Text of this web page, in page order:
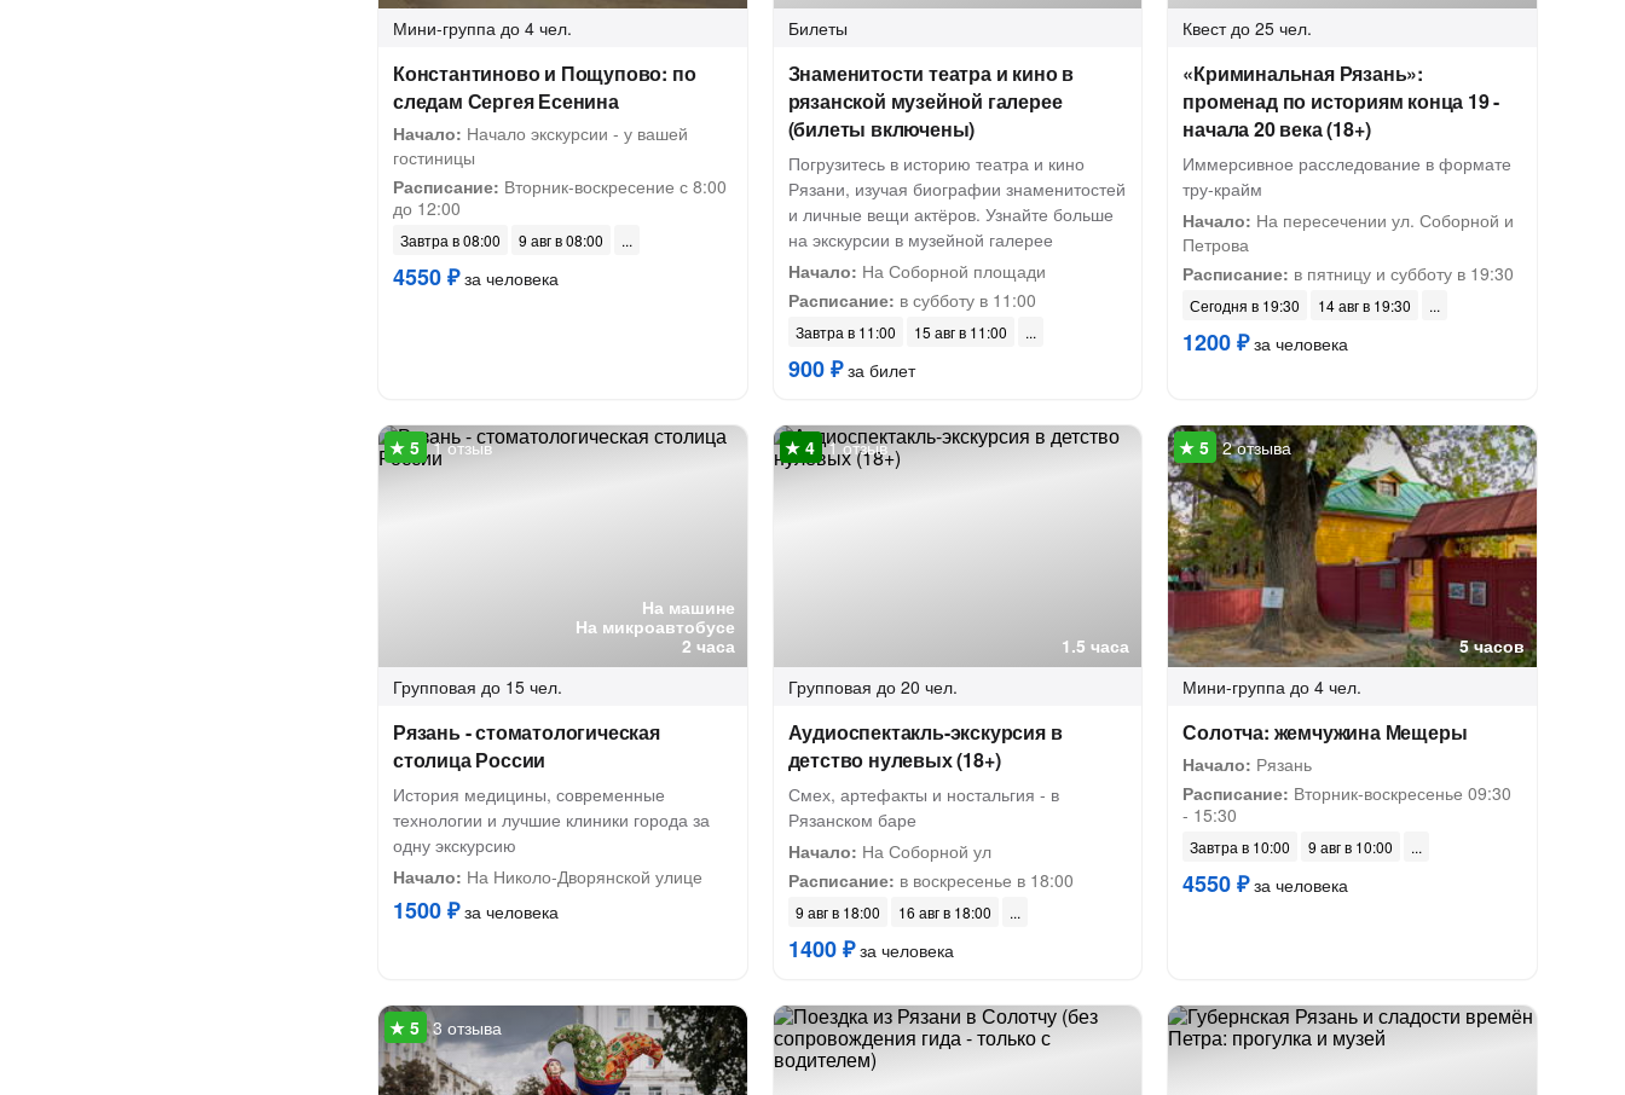
Мини-группа до 4 чел.
Константиново и Пощупово: по
следам Сергея Есенина
Начало: Начало экскурсии - у вашей
гостиницы
Расписание: Вторник-воскресение с 8:00
до 12:00
Завтра в 08:00 9 авг в 08:00
4550 ₽за человека
Билеты
Знаменитости театра и кино в
рязанской музейной галерее
(билеты включены)
Погрузитесь в историю театра и кино
Рязани, изучая биографии знаменитостей
и личные вещи актёров. Узнайте больше
на экскурсии в музейной галерее
Начало: На Соборной площади
Расписание: в субботу в 11:00
Завтра в 11:00 15 авг в 11:00
900 ₽за билет
Квест до 25 чел.
«Криминальная Рязань»:
променад по историям конца 19 -
начала 20 века (18+)
Иммерсивное расследование в формате
тру-крайм
Начало: На пересечении ул. Соборной и
Петрова
Расписание: в пятницу и субботу в 19:30
Сегодня в 19:30 14 авг в 19:30
1200 ₽за человека
На машине
На микроавтобусе
2 часа
1 отзыв
Групповая до 15 чел.
Рязань - стоматологическая
столица России
История медицины, современные
технологии и лучшие клиники города за
одну экскурсию
Начало: На Николо-Дворянской улице
1500 ₽за человека
1.5 часа
1 отзыв
Групповая до 20 чел.
Аудиоспектакль-экскурсия в
детство нулевых (18+)
Смех, артефакты и ностальгия - в
Рязанском баре
Начало: На Соборной ул
Расписание: в воскресенье в 18:00
9 авг в 18:00 16 авг в 18:00
1400 ₽за человека
5 часов
2 отзыва
Мини-группа до 4 чел.
Солотча: жемчужина Мещеры
Начало: Рязань
Расписание: Вторник-воскресенье 09:30
- 15:30
Завтра в 10:00 9 авг в 10:00
4550 ₽за человека
3 отзыва